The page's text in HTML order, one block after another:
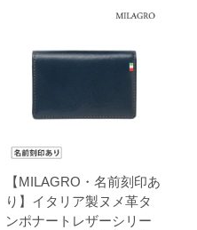
【MILAGRO・名前刻印あ
り】イタリア製ヌメ革タ
ンポナートレザーシリー